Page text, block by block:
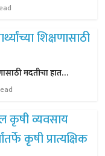
मदतीचा हात…